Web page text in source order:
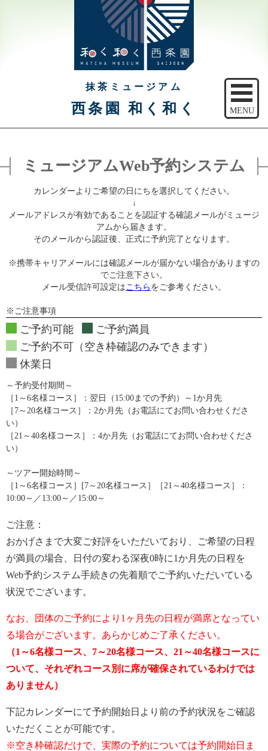
抹茶ミュージアム
西条園 和く和く MENU
ご予約
アクセス
注意事項
ミュージアムWeb予約システム
カレンダーよりご希望の日にちを選択してください。
↓
メールアドレスが有効であることを認証する確認メールがミュージ
アムから届きます。
そのメールから認証後、正式に予約完了となります。
※携帯キャリアメールには確認メールが届かない場合がありますの
でご注意下さい。
メール受信許可設定はこちら をご参考ください。
※ご注意事項
ご予約可能
ご予約満員
ご予約不可（空き枠確認のみできます）
休業日
～予約受付期間～
［1～6名様コース］：翌日（15:00までの予約）～1か月先
［7～20名様コース］：2か月先（お電話にてお問い合わせくださ
い）
［21～40名様コース］：4か月先（お電話にてお問い合わせくださ
い）
～ツアー開始時間～
［1～6名様コース］[7～20名様コース］［21～40名様コース］：
10:00～／13:00～／15:00～
ご注意：
おかげさまで大変ご好評をいただいており、ご希望の日程
が満員の場合、日付の変わる深夜0時に1か月先の日程を
Web予約システム手続きの先着順でご予約いただいている
状況でございます。
なお、団体のご予約により1ヶ月先の日程が満席となってい
る場合がございます。あらかじめご了承ください。
（1～6名様コース、7～20名様コース、21～40名様コースに
ついて、それぞれコース別に席が確保されているわけでは
ありません）
下記カレンダーにて予約開始日より前の予約状況をご確認
いただくことが可能です。
※空き枠確認だけで、実際の予約については予約開始日ま